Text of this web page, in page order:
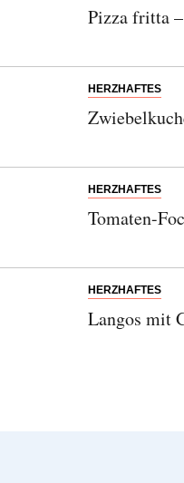
Pizza fritta
HERZHAFTES
HERZHAFTES
Tomaten-
HERZHAFTES
Langos mit